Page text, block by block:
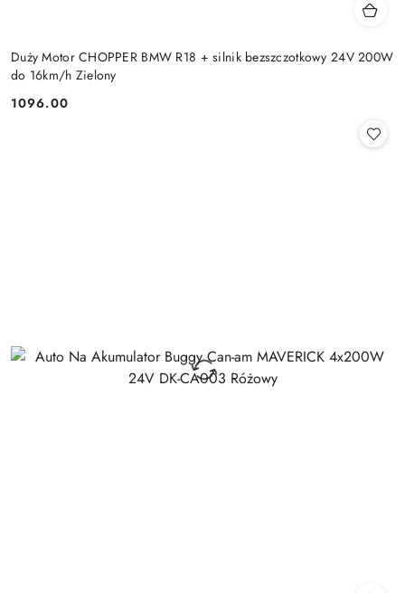
Duży Motor CHOPPER BMW R18 + silnik bezszczotkowy 24V 200W
do 16km/h Zielony
Cena:
1096.00